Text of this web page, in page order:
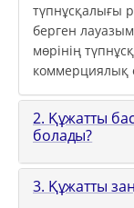
түпнұсқалығы
берген
мөрінің
коммерциялық
2. Құжатты
болады?
3. Құжатты